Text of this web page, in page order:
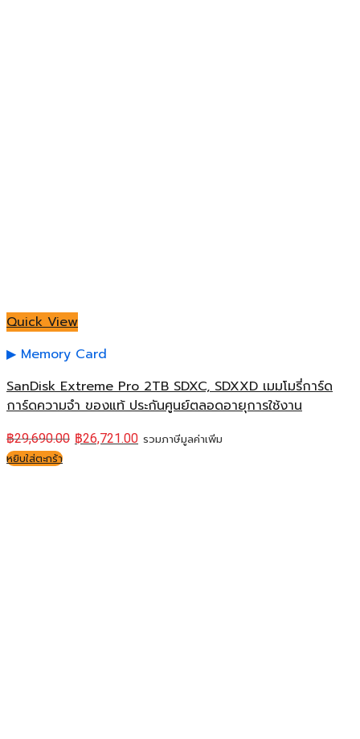
Quick View
Memory Card
SanDisk Extreme Pro 2TB SDXC, SDXXD เมมโมรี่การ์ด
การ์ดความจำ ของแท้ ประกันศูนย์ตลอดอายุการใช้งาน
฿29,690.00 ฿26,721.00 รวมภาษีมูลค่าเพิ่ม
หยิบใส่ตะกร้า